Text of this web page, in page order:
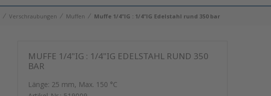
⁄ Verschraubungen ⁄ Muffen ⁄ Muffe 1/4"IG : 1/4"IG Edelstahl rund 350 bar
MUFFE 1/4"IG : 1/4"IG EDELSTAHL RUND 350
BAR
Länge: 25 mm, Max. 150 °C